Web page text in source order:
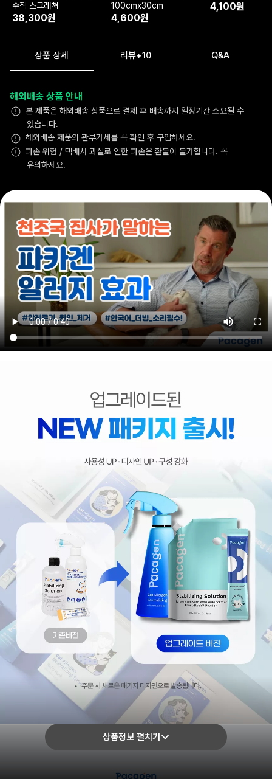
수직 스크래쳐
38,300원
100cmx30cm
4,600원
4,100원
상품 상세 리뷰+10 Q&A
해외배송 상품 안내
본 제품은 해외배송 상품으로 결제 후 배송까지 일정기간 소요될 수
있습니다.
해외배송 제품의 관부가세를 꼭 확인 후 구입하세요.
파손 위험 / 택배사 과실로 인한 파손은 환불이 불가합니다. 꼭
유의하세요.
상품정보 펼치기